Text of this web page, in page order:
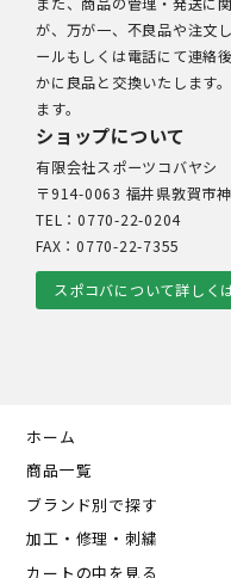
が、万が一、不良品や注文
ールもしくは電話にて連絡
かに良品と交換いたします
ます。
ショップについて
有限会社スポーツコバヤシ
〒914-0063 福井県敦賀市
TEL：0770-22-0204
FAX：0770-22-7355
スポコバについて詳しく
ホーム
商品一覧
ブランド別で探す
加工・修理・刺繍
カートの中を見る